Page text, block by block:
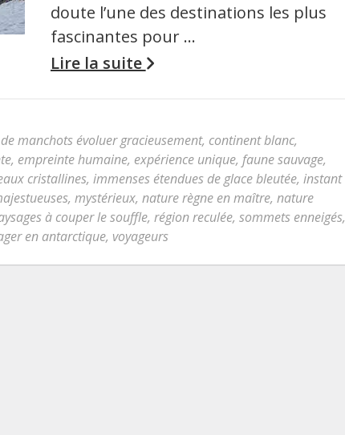
doute l’une des destinations les plus
fascinantes pour …
Lire la suite
manchots évoluer gracieusement, continent blanc,
, empreinte humaine, expérience unique, faune sauvage,
cristallines, immenses étendues de glace bleutée, instant
, mystérieux, nature règne en maître, nature
à couper le souffle, région reculée, sommets enneigés,
en antarctique, voyageurs